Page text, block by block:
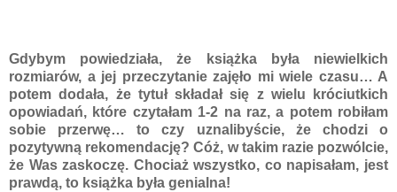
Gdybym powiedziała, że książka była niewielkich
rozmiarów, a jej przeczytanie zajęło mi wiele czasu… A
potem dodała, że tytuł składał się z wielu króciutkich
opowiadań, które czytałam 1-2 na raz, a potem robiłam
sobie przerwę… to czy uznalibyście, że chodzi o
pozytywną rekomendację? Cóż, w takim razie pozwólcie,
że Was zaskoczę. Chociaż wszystko, co napisałam, jest
prawdą, to książka była genialna!